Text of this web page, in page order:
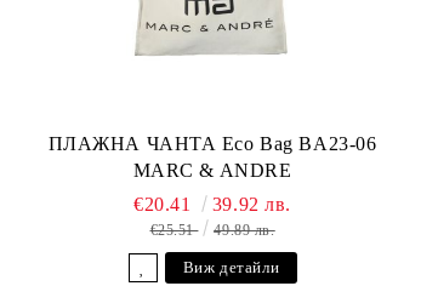
ПЛАЖНА ЧАНТА Eco Bag BA23-06
MARC & ANDRE
€20.41 39.92 лв.
€25.51 49.89 лв.
Виж детайли